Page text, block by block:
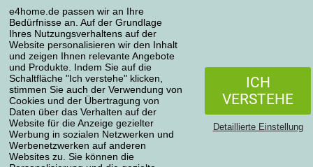
e4home.de passen wir an Ihre
Bedürfnisse an. Auf der Grundlage
Ihres Nutzungsverhaltens auf der
Website personalisieren wir den Inhalt
und zeigen Ihnen relevante Angebote
und Produkte. Indem Sie auf die
Schaltfläche "Ich verstehe" klicken,
stimmen Sie auch der Verwendung von
Cookies und der Übertragung von
Daten über das Verhalten auf der
Website für die Anzeige gezielter
Werbung in sozialen Netzwerken und
Werbenetzwerken auf anderen
Websites zu. Sie können die
ICH
VERSTEHE
Detaillierte Einstellung
Reklamationen
Widerrufsbelehrung
Einfach mehr wissen
Richtlinien zur Verarbeitung von Bewertungen
Transportarten
Zahlungsmethoden